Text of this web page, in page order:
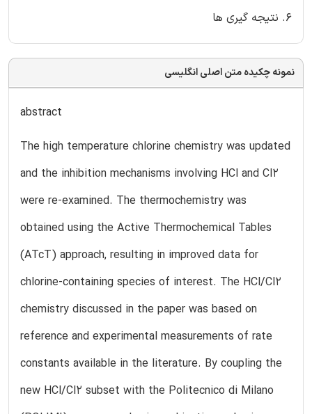
6. نتیجه گیری ها
نمونه چکیده متن اصلی انگلیسی
abstract
The high temperature chlorine chemistry was updated
and the inhibition mechanisms involving HCl and Cl2
were re-examined. The thermochemistry was
obtained using the Active Thermochemical Tables
(ATcT) approach, resulting in improved data for
chlorine-containing species of interest. The HCl/Cl2
chemistry discussed in the paper was based on
reference and experimental measurements of rate
constants available in the literature. By coupling the
new HCl/Cl2 subset with the Politecnico di Milano